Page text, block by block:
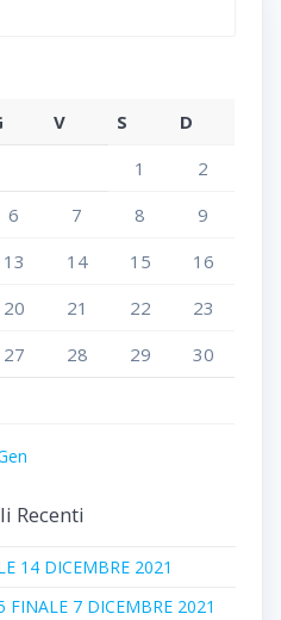
V S
D
1
2
6 7 8
9
13 14 15
16
20 21 22
23
27 28 29
30
Recenti
14 DICEMBRE 2021
FINALE 7 DICEMBRE 2021